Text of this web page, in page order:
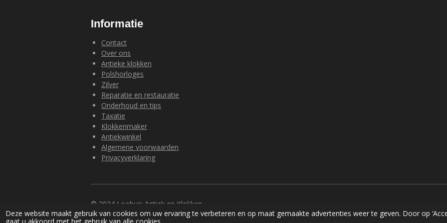
Deze website maakt gebruik van cookies om uw ervaring te verbeteren en op maat gemaakte advertenties weer te geven. Door op
Informatie
Contact
Over ons
Antieke klokken
Polshorloges
Zilver
Reparatie en restauratie
Onderhoud en tips
Taxatie
Klokkenmaker
Antiekwinkel
Algemene voorwaarden
Privacyverklaring
© 2024 Loohuis Antiek en Klokken